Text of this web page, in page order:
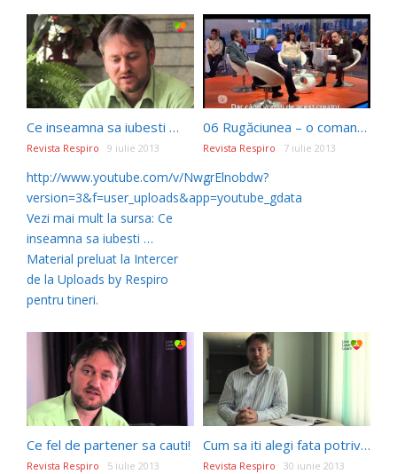
Ce inseamna sa iubesti …
Revista Respiro 9 iulie 2013
http://www.youtube.com/v/NwgrElnobdw?
version=3&f=user_uploads&app=youtube_gdata
Vezi mai mult la sursa: Ce
inseamna sa iubesti …
Material preluat la Intercer
de la Uploads by Respiro
pentru tineri.
06 Rugăciunea – o comandă în Univers?
Revista Respiro 7 iulie 2013
...
Ce fel de partener sa cauti!
Revista Respiro 5 iulie 2013
Cum sa iti alegi fata potrivita!
Revista Respiro 30 iunie 2013